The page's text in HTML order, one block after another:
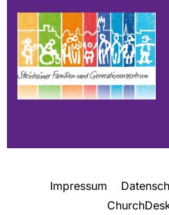
Impressum